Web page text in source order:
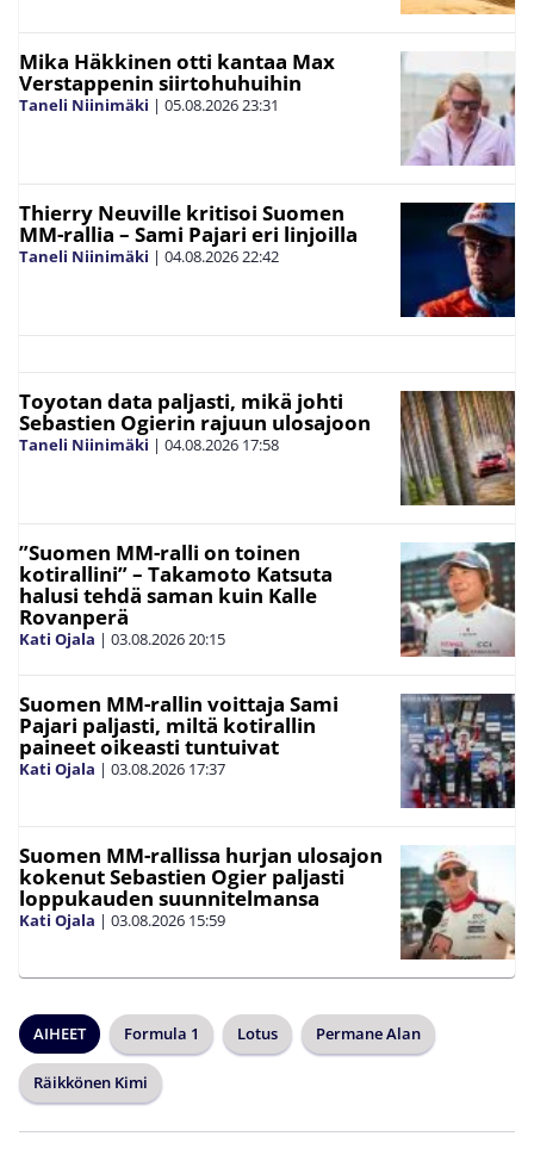
Mika Häkkinen otti kantaa Max
Verstappenin siirtohuhuihin
Taneli Niinimäki | 05.08.202623:31
Thierry Neuville kritisoi Suomen
MM-rallia – Sami Pajari eri linjoilla
Taneli Niinimäki | 04.08.202622:42
Toyotan data paljasti, mikä johti
Sebastien Ogierin rajuun ulosajoon
Taneli Niinimäki | 04.08.2026 17:58
”Suomen MM-ralli on toinen
kotirallini” – Takamoto Katsuta
halusi tehdä saman kuin Kalle
Rovanperä
Kati Ojala | 03.08.202620:15
Suomen MM-rallin voittaja Sami
Pajari paljasti, miltä kotirallin
paineet oikeasti tuntuivat
Kati Ojala | 03.08.2026 17:37
Suomen MM-rallissa hurjan ulosajon
kokenut Sebastien Ogier paljasti
loppukauden suunnitelmansa
Kati Ojala | 03.08.2026 15:59
AIHEET Formula 1 Lotus Permane Alan
Räikkönen Kimi